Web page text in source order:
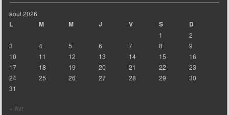
août 2026
L M M J V S D
1
2
3
4 5 6 7 8
9
10
11 12 13 14 15
16
17
18 19 20 21 22
23
24
25 26 27 28 29
30
31
« Avr